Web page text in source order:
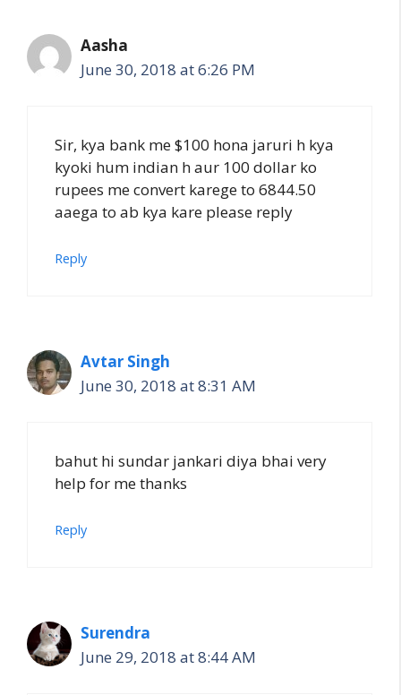
Aasha
June 30, 2018 at 6:26 PM
Sir, kya bank me $100 hona jaruri h kya
kyoki hum indian h aur 100 dollar ko
rupees me convert karege to 6844.50
aaega to ab kya kare please reply
Reply
Avtar Singh
June 30, 2018 at 8:31 AM
bahut hi sundar jankari diya bhai very
help for me thanks
Reply
Surendra
June 29, 2018 at 8:44 AM